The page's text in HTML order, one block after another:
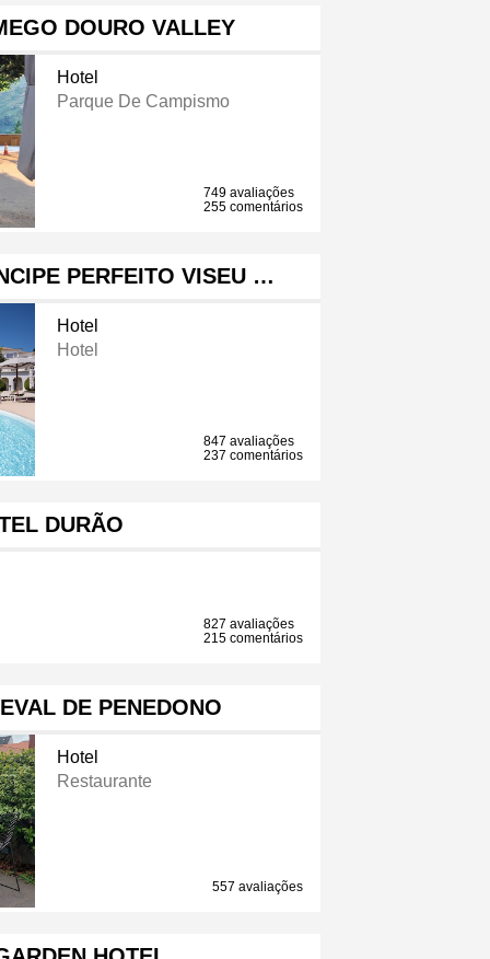
DOURO VALLEY
Hotel
Parque De Campismo
749 avaliações
255 comentários
PERFEITO VISEU …
Hotel
Hotel
847 avaliações
237 comentários
DURÃO
827 avaliações
215 comentários
DE PENEDONO
Hotel
Restaurante
557 avaliações